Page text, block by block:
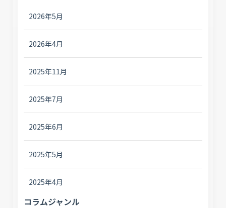
2026年5月
2026年4月
2025年11月
2025年7月
2025年6月
2025年5月
2025年4月
コラムジャンル